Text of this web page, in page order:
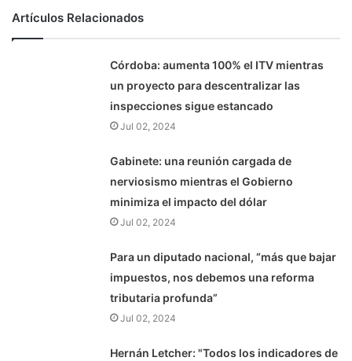
Artículos Relacionados
Córdoba: aumenta 100% el ITV mientras
un proyecto para descentralizar las
inspecciones sigue estancado
Jul 02, 2024
Gabinete: una reunión cargada de
nerviosismo mientras el Gobierno
minimiza el impacto del dólar
Jul 02, 2024
Para un diputado nacional, “más que bajar
impuestos, nos debemos una reforma
tributaria profunda”
Jul 02, 2024
Hernán Letcher: "Todos los indicadores de